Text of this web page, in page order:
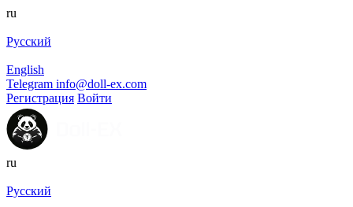
ru
Русский
English
Telegram info@doll-ex.com
Регистрация Войти
ru
Русский